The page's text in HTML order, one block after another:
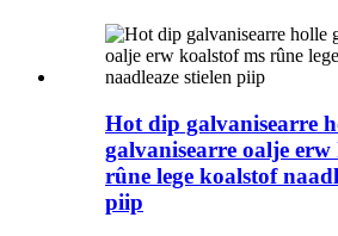
Hot dip galvanisearre
galvanisearre oalje erw
rûne lege koalstof
piip